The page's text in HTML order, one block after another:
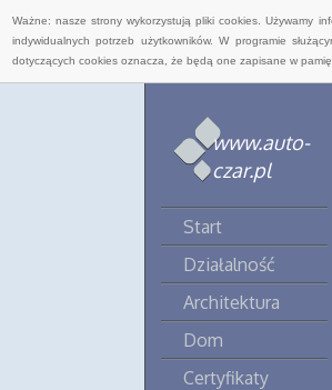
Ważne: nasze strony wykorzystują pliki cookies. Używamy
indywidualnych potrzeb użytkowników. W programie
dotyczących cookies oznacza, że będą one zapisane w
www.auto-
czar.pl
Start
Działalność
Architektura
Dom
Certyfikaty